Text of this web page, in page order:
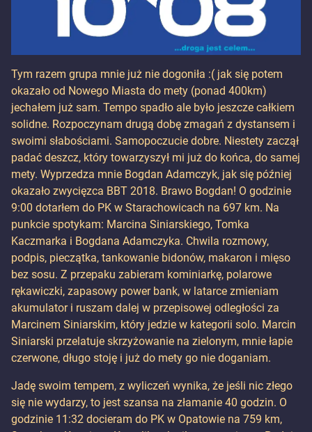
Tym razem grupa mnie już nie dogoniła :( jak się potem
okazało od Nowego Miasta do mety (ponad 400km)
jechałem już sam. Tempo spadło ale było jeszcze całkiem
solidne. Rozpoczynam drugą dobę zmagań z dystansem i
swoimi słabościami. Samopoczucie dobre. Niestety zaczął
padać deszcz, który towarzyszył mi już do końca, do samej
mety. Wyprzedza mnie Bogdan Adamczyk, jak się później
okazało zwycięzca BBT 2018. Brawo Bogdan! O godzinie
9:00 dotarłem do PK w Starachowicach na 697 km. Na
punkcie spotykam: Marcina Siniarskiego, Tomka
Kaczmarka i Bogdana Adamczyka. Chwila rozmowy,
podpis, pieczątka, tankowanie bidonów, makaron i mięso
bez sosu. Z przepaku zabieram kominiarkę, polarowe
rękawiczki, zapasowy power bank, w latarce zmieniam
akumulator i ruszam dalej w przepisowej odległości za
Marcinem Siniarskim, który jedzie w kategorii solo. Marcin
Siniarski przelatuje skrzyżowanie na zielonym, mnie łapie
czerwone, długo stoję i już do mety go nie doganiam.
Jadę swoim tempem, z wyliczeń wynika, że jeśli nic złego
się nie wydarzy, to jest szansa na złamanie 40 godzin. O
godzinie 11:32 docieram do PK w Opatowie na 759 km,